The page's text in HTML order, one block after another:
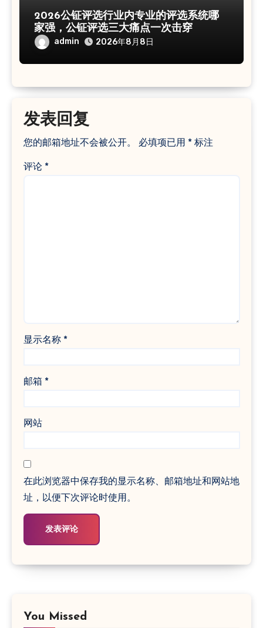
2026公钲评选行业内专业的评选系统哪
家强，公钲评选三大痛点一次击穿
admin 2026年8月8日
发表回复
您的邮箱地址不会被公开。 必填项已用 *标注
评论 *
显示名称 *
邮箱 *
网站
在此浏览器中保存我的显示名称、邮箱地址和网站地
址，以便下次评论时使用。
You Missed